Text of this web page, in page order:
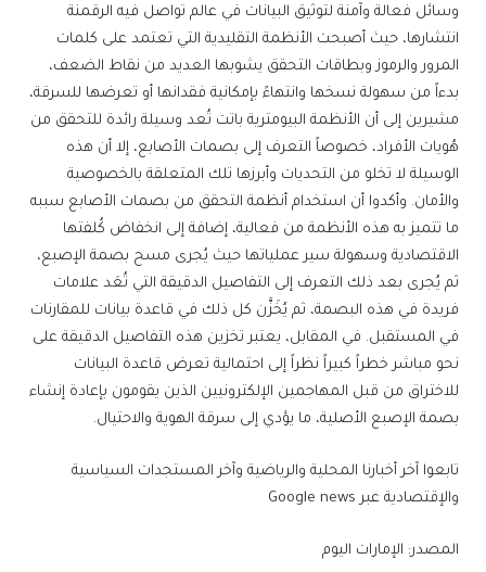
وسائل فعالة وآمنة لتوثيق البيانات في عالم تواصل فيه الرقمنة
انتشارها، حيث أصبحت الأنظمة التقليدية التي تعتمد على كلمات
المرور والرموز وبطاقات التحقق يشوبها العديد من نقاط الضعف،
بدءاً من سهولة نسخها وانتهاءً بإمكانية فقدانها أو تعرضها للسرقة،
مشيرين إلى أن الأنظمة البيومترية باتت تُعد وسيلة رائدة للتحقق من
هُويات الأفراد، خصوصاً التعرف إلى بصمات الأصابع، إلا أن هذه
الوسيلة لا تخلو من التحديات وأبرزها تلك المتعلقة بالخصوصية
والأمان. وأكدوا أن استخدام أنظمة التحقق من بصمات الأصابع سببه
ما تتميز به هذه الأنظمة من فعالية، إضافة إلى انخفاض كُلفتها
الاقتصادية وسهولة سير عملياتها حيث يُجرى مسح بصمة الإصبع،
ثم يُجرى بعد ذلك التعرف إلى التفاصيل الدقيقة التي تُعَد علامات
فريدة في هذه البصمة، ثم يُخَزَّن كل ذلك في قاعدة بيانات للمقارنات
في المستقبل. في المقابل، يعتبر تخزين هذه التفاصيل الدقيقة على
نحو مباشر خطراً كبيراً نظراً إلى احتمالية تعرض قاعدة البيانات
للاختراق من قبل المهاجمين الإلكترونيين الذين يقومون بإعادة إنشاء
بصمة الإصبع الأصلية، ما يؤدي إلى سرقة الهوية والاحتيال.
تابعوا آخر أخبارنا المحلية والرياضية وآخر المستجدات السياسية
والإقتصادية عبر Google news
المصدر: الإمارات اليوم